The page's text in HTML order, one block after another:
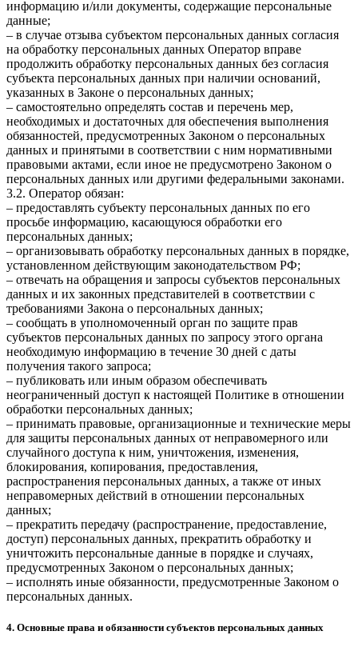
информацию и/или документы, содержащие персональные
данные;
– в случае отзыва субъектом персональных данных согласия
на обработку персональных данных Оператор вправе
продолжить обработку персональных данных без согласия
субъекта персональных данных при наличии оснований,
указанных в Законе о персональных данных;
– самостоятельно определять состав и перечень мер,
необходимых и достаточных для обеспечения выполнения
обязанностей, предусмотренных Законом о персональных
данных и принятыми в соответствии с ним нормативными
правовыми актами, если иное не предусмотрено Законом о
персональных данных или другими федеральными законами.
3.2. Оператор обязан:
– предоставлять субъекту персональных данных по его
просьбе информацию, касающуюся обработки его
персональных данных;
– организовывать обработку персональных данных в порядке,
установленном действующим законодательством РФ;
– отвечать на обращения и запросы субъектов персональных
данных и их законных представителей в соответствии с
требованиями Закона о персональных данных;
– сообщать в уполномоченный орган по защите прав
субъектов персональных данных по запросу этого органа
необходимую информацию в течение 30 дней с даты
получения такого запроса;
– публиковать или иным образом обеспечивать
неограниченный доступ к настоящей Политике в отношении
обработки персональных данных;
– принимать правовые, организационные и технические меры
для защиты персональных данных от неправомерного или
случайного доступа к ним, уничтожения, изменения,
блокирования, копирования, предоставления,
распространения персональных данных, а также от иных
неправомерных действий в отношении персональных
данных;
– прекратить передачу (распространение, предоставление,
доступ) персональных данных, прекратить обработку и
уничтожить персональные данные в порядке и случаях,
предусмотренных Законом о персональных данных;
– исполнять иные обязанности, предусмотренные Законом о
персональных данных.
4. Основные права и обязанности субъектов персональных данных